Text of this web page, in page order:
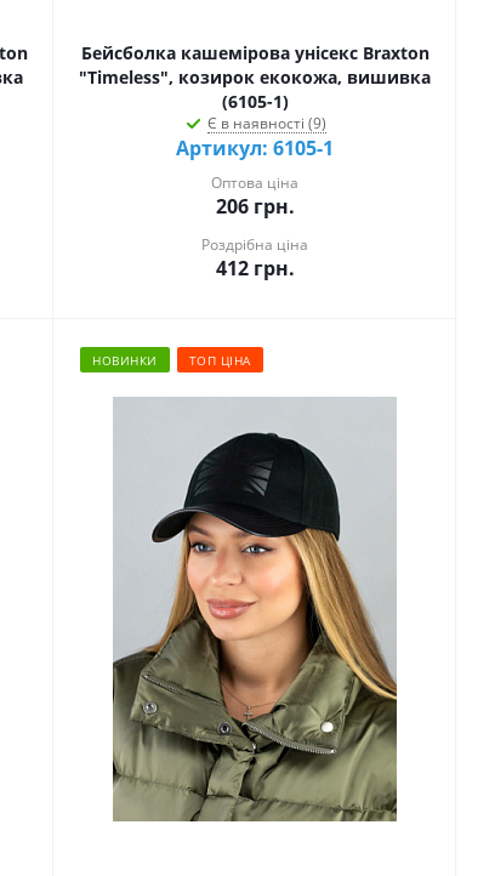
Бейсболка кашемірова унісекс Braxton
"Тimeless", козирок екокожа, вишивка
(6105-1)
Є в наявності (9)
Артикул: 6105-1
Оптова ціна
206грн.
Роздрібна ціна
412грн.
НОВИНКИ ТОП ЦІНА